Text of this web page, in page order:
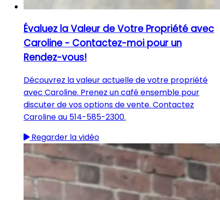
Évaluez la Valeur de Votre Propriété avec
Caroline - Contactez-moi pour un
Rendez-vous!
Découvrez la valeur actuelle de votre propriété
avec Caroline. Prenez un café ensemble pour
discuter de vos options de vente. Contactez
Caroline au 514-585-2300.
Regarder la vidéo